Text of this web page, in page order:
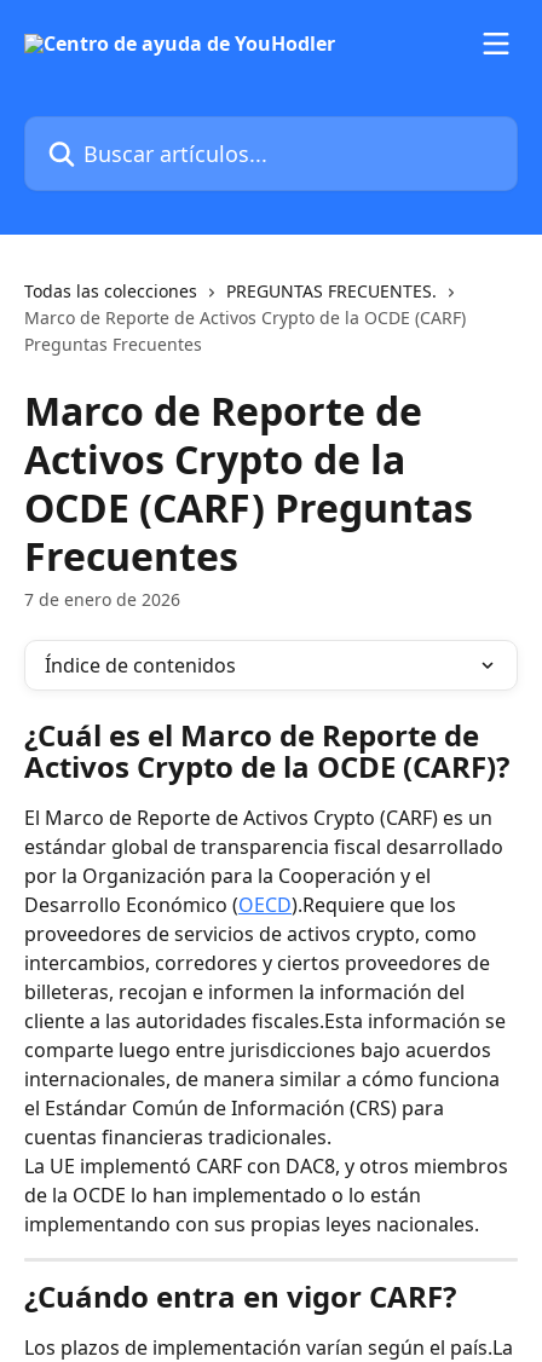
Buscar artículos...
Todas las colecciones
PREGUNTAS FRECUENTES.
Marco de Reporte de Activos Crypto de la OCDE (CARF)
Preguntas Frecuentes
Marco de Reporte de
Activos Crypto de la
OCDE (CARF) Preguntas
Frecuentes
7 de enero de 2026
Índice de contenidos
¿Cuál es el Marco de Reporte de
Activos Crypto de la OCDE (CARF)?
El Marco de Reporte de Activos Crypto (CARF) es un
estándar global de transparencia fiscal desarrollado
por la Organización para la Cooperación y el
Desarrollo Económico (OECD).Requiere que los
proveedores de servicios de activos crypto, como
intercambios, corredores y ciertos proveedores de
billeteras, recojan e informen la información del
cliente a las autoridades fiscales.Esta información se
comparte luego entre jurisdicciones bajo acuerdos
internacionales, de manera similar a cómo funciona
el Estándar Común de Información (CRS) para
cuentas financieras tradicionales.
La UE implementó CARF con DAC8, y otros miembros
de la OCDE lo han implementado o lo están
implementando con sus propias leyes nacionales.
¿Cuándo entra en vigor CARF?
Los plazos de implementación varían según el país.La